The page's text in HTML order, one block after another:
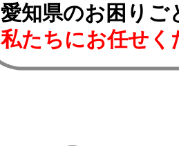
愛知県のお困りご
私たちにお任せく